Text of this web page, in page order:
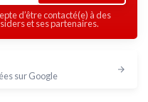
d’être contacté(e) à des
et ses partenaires.
sur Google